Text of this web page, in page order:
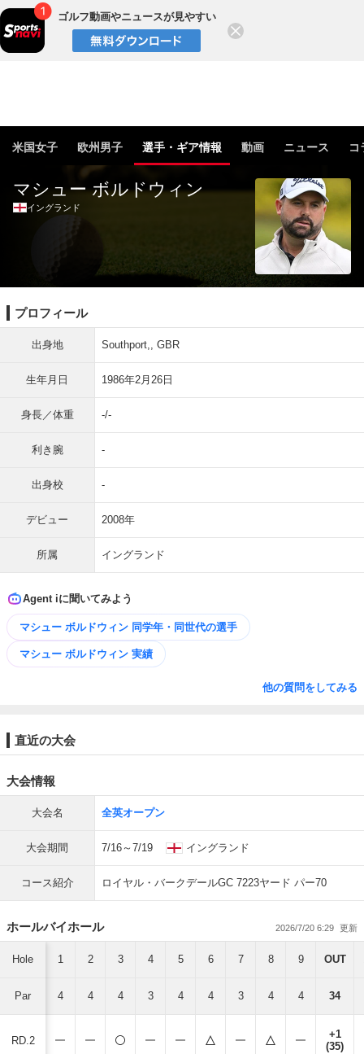
ゴルフ動画やニュースが見やすい
米国女子 欧州男子 選手・ギア情報 動画 ニュース コ
マシュー ボルドウィン
イングランド
プロフィール
出身地 Southport,, GBR
生年月日 1986年2月26日
身長／体重 -/-
利き腕 -
出身校 -
デビュー 2008年
所属 イングランド
Agent iに聞いてみよう
マシュー ボルドウィン 同学年・同世代の選手
マシュー ボルドウィン 実績
他の質問をしてみる
直近の大会
大会情報
大会名 全英オープン
大会期間 7/16～7/19 イングランド
コース紹介 ロイヤル・バークデールGC 7223ヤード パー70
ホールバイホール 2026/7/20 6:29
Hole
Par
RD.2
1 2 3 4 5 6 7 8 9 OUT
4 4 4 3 4 4 3 4 4 34
+1
(35)